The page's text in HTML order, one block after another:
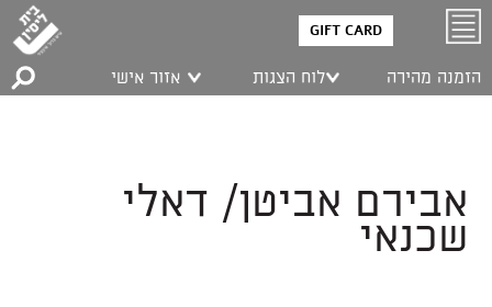
GIFT CARD
הזמנה מהירה לוח הצגות אזור אישי
אבירם אביטן/ דאלי
שכנאי